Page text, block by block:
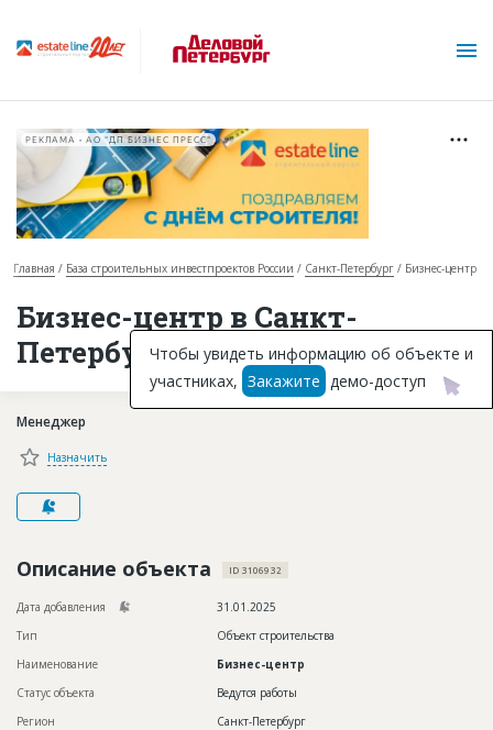
О проекте
Горячие объекты
База строящихся объектов
Инвестпроекты
Глоссарий
Новости
Правила работы
Контакты
Личный кабинет
РЕКЛАМА • АО "ДП БИЗНЕС ПРЕСС"
Главная База строительных инвестпроектов России Санкт-Петербург Бизнес-центр
Бизнес-центр в Санкт-
Петербурге
Описание объекта ID 3106932
Дата добавления
31.01.2025
Тип
Объект строительства
Наименование
Бизнес-центр
Статус объекта
Ведутся работы
Регион
Санкт-Петербург
Менеджер
Назначить
Чтобы увидеть информацию об объекте и
участниках, Закажите демо-доступ